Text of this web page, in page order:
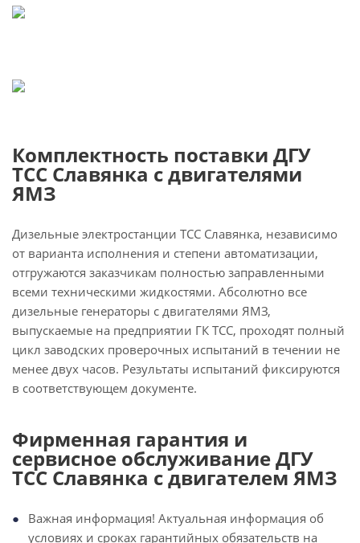
Комплектность поставки ДГУ
ТСС Славянка с двигателями
ЯМЗ
Дизельные электростанции ТСС Славянка, независимо
от варианта исполнения и степени автоматизации,
отгружаются заказчикам полностью заправленными
всеми техническими жидкостями. Абсолютно все
дизельные генераторы с двигателями ЯМЗ,
выпускаемые на предприятии ГК ТСС, проходят полный
цикл заводских проверочных испытаний в течении не
менее двух часов. Результаты испытаний фиксируются
в соответствующем документе.
Фирменная гарантия и
сервисное обслуживание ДГУ
ТСС Славянка с двигателем ЯМЗ
Важная информация! Актуальная информация об
условиях и сроках гарантийных обязательств на